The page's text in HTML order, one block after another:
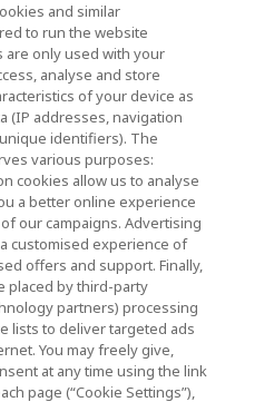
グス株式会社（グルー
ィングス株式会社 ホーム
ウント一覧
and similar
to run the website
are only used with your
analyse and store
of your device as
(IP addresses, navigation
identifiers). The
various purposes:
cookies allow us to analyse
a better online experience
our campaigns. Advertising
customised experience of
offers and support. Finally,
placed by third-party
partners) processing
lists to deliver targeted ads
You may freely give,
at any time using the link
page (“Cookie Settings”),